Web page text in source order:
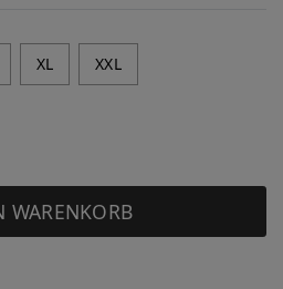
XL XXL
WARENKORB